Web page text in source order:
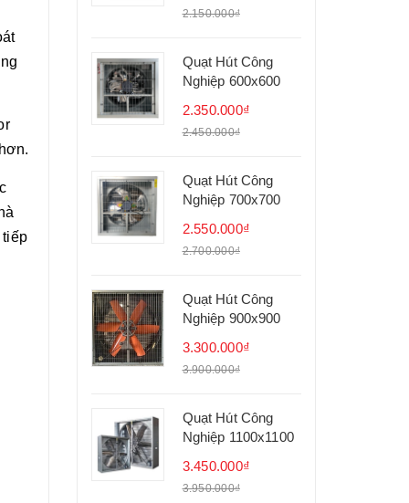
tiếp
2.150.000₫
Quạt Hút Công
Nghiệp 600x600
2.350.000₫
2.450.000₫
Quạt Hút Công
Nghiệp 700x700
2.550.000₫
2.700.000₫
Quạt Hút Công
Nghiệp 900x900
3.300.000₫
3.900.000₫
Quạt Hút Công
Nghiệp 1100x1100
3.450.000₫
3.950.000₫